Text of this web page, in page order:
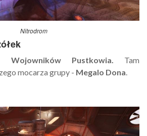
Nitrodrom
Wojowników Pustkowia. Tam
mocarza grupy - Megalo Dona.